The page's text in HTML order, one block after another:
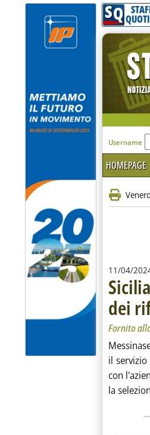
SQ
Username
HOMEPAGE
11/04/
dei
Fornito
il
con
la